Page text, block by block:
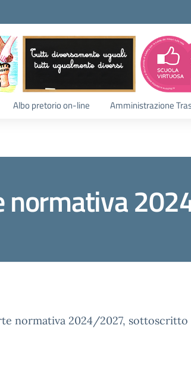
Albo pretorio on-line Amministrazione
normativa
normativa 2024/2027, sottoscritto